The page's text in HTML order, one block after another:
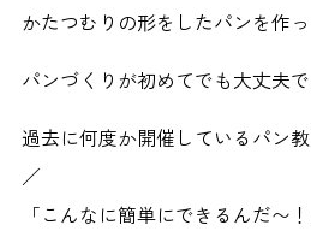
かたつむりの形をしたパンを作
パンづくりが初めてでも大丈夫で
過去に何度か開催しているパン
／
「こんなに簡単にできるんだ〜！